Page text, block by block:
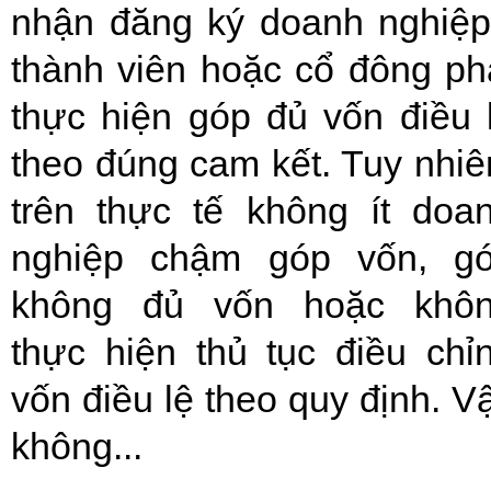
nhận đăng ký doanh
thành viên hoặc cổ đông
thực hiện góp đủ vốn điều
theo đúng cam kết. Tuy
trên thực tế không ít
nghiệp chậm góp vốn,
không đủ vốn hoặc
thực hiện thủ tục điều
vốn điều lệ theo quy định.
không...